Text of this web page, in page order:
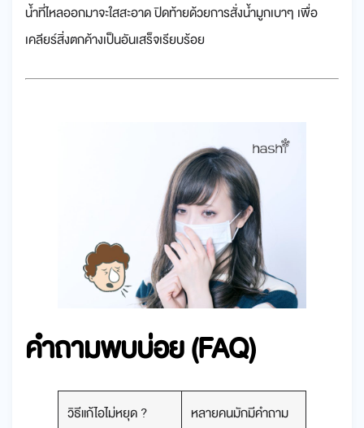
น้ำที่ไหลออกมาจะใสสะอาด ปิดท้ายด้วยการสั่งน้ำมูกเบาๆ เพื่อ
เคลียร์สิ่งตกค้างเป็นอันเสร็จเรียบร้อย
คำถามพบบ่อย (FAQ)
วิธีแก้ไอไม่หยุด ?
หลายคนมักมีคำถาม